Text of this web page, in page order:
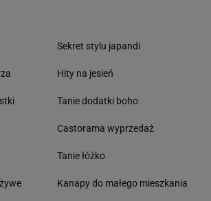
Sekret stylu japandi
Hity na jesień
Tanie dodatki boho
Castorama wyprzedaż
Tanie łóżko
Kanapy do małego mieszkania